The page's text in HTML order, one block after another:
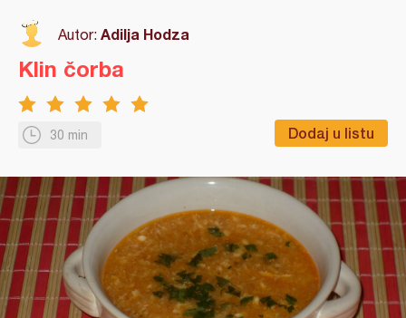
Autor: Adilja Hodza
30 min Dodaj u listu
Klin čorba